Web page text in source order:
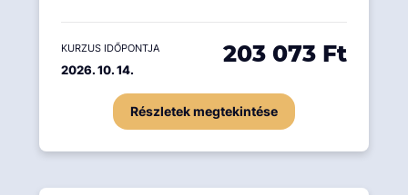
KURZUS IDŐPONTJA
2026. 10. 14.
203 073 Ft
Részletek megtekintése